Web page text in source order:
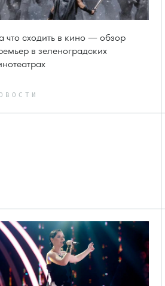
что сходить в кино — обзор
в зеленоградских